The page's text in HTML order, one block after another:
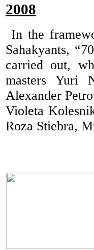
2008
In the
Sahakyants,
carried out,
masters Yuri
Alexander
Violeta
Roza Stiebra,